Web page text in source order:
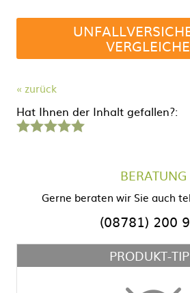
« zurück
Hat Ihnen der Inhalt gefallen?:
Stern Sterne Sterne Sterne Sterne
BERATUNG
Gerne beraten wir Sie auch
(08781) 200
PRODUKT-